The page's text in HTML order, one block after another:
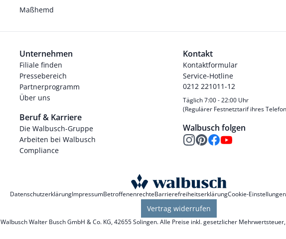
Maßhemd
Unternehmen
Filiale finden
Pressebereich
Partnerprogramm
Über uns
Beruf & Karriere
Die Walbusch-Gruppe
Arbeiten bei Walbusch
Compliance
Kontakt
Kontaktformular
Service-Hotline
0212 221011-12
Täglich 7:00 - 22:00 Uhr
(Regulärer Festnetztarif ihres
Walbusch folgen
DatenschutzerklärungImpressumBetroffenenrechteBarrierefreiheitserklärungCookie-Einstellungen
Vertrag widerrufen
Walbusch Walter Busch GmbH & Co. KG, 42655 Solingen. Alle Preise inkl. gesetzlicher